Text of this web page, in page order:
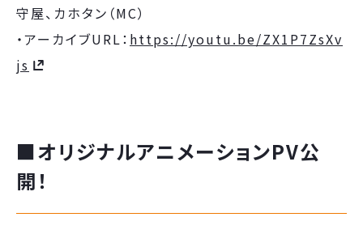
守屋、カホタン（MC）
・アーカイブURL： https://youtu.be/ZX1P7ZsXv
js
■オリジナルアニメーションPV公
開！